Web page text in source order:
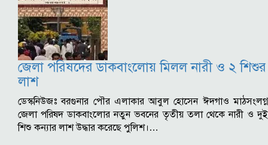
জেলা পরিষদের ডাকবাংলোয় মিলল নারী ও ২ শিশুর
লাশ
ডেস্কনিউজঃ বরগুনার পৌর এলাকার আবুল হোসেন ঈদগাও মাঠসংলগ্ন
জেলা পরিষদ ডাকবাংলোর নতুন ভবনের তৃতীয় তলা থেকে নারী ও দুই
শিশু কন্যার লাশ উদ্ধার করেছে পুলিশ।…